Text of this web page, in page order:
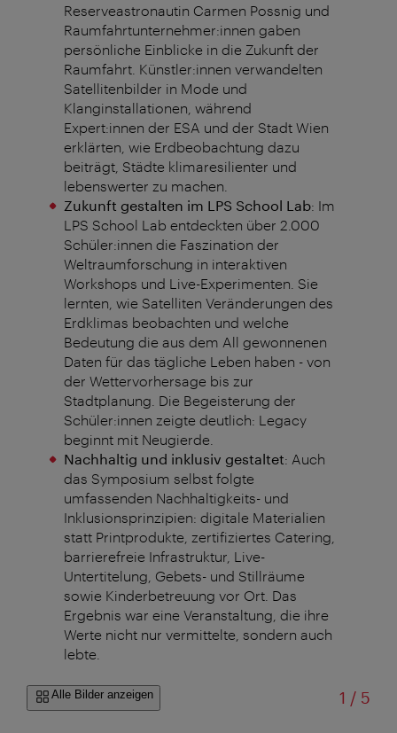
Reserveastronautin Carmen Possnig und
Raumfahrtunternehmer:innen gaben
persönliche Einblicke in die Zukunft der
Raumfahrt. Künstler:innen verwandelten
Satellitenbilder in Mode und
Klanginstallationen, während
Expert:innen der ESA und der Stadt Wien
erklärten, wie Erdbeobachtung dazu
beiträgt, Städte klimaresilienter und
lebenswerter zu machen.
Zukunft gestalten im LPS School Lab: Im
LPS School Lab entdeckten über 2.000
Schüler:innen die Faszination der
Weltraumforschung in interaktiven
Workshops und Live-Experimenten. Sie
lernten, wie Satelliten Veränderungen des
Erdklimas beobachten und welche
Bedeutung die aus dem All gewonnenen
Daten für das tägliche Leben haben - von
der Wettervorhersage bis zur
Stadtplanung. Die Begeisterung der
Schüler:innen zeigte deutlich: Legacy
beginnt mit Neugierde.
Nachhaltig und inklusiv gestaltet: Auch
das Symposium selbst folgte
umfassenden Nachhaltigkeits- und
Inklusionsprinzipien: digitale Materialien
statt Printprodukte, zertifiziertes Catering,
barrierefreie Infrastruktur, Live-
Untertitelung, Gebets- und Stillräume
sowie Kinderbetreuung vor Ort. Das
Ergebnis war eine Veranstaltung, die ihre
Werte nicht nur vermittelte, sondern auch
lebte.
Alle Bilder anzeigen 1 /von
5